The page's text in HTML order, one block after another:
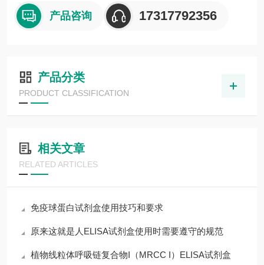
产品咨询 17317792356
产品分类
PRODUCT CLASSIFICATION
相关文章
RELATED ARTICLES
免疫球蛋白试剂盒使用技巧和要求
原来这就是人ELISA试剂盒使用时需要遵守的规范
植物线粒体呼吸链复合物I（MRCC I）ELISA试剂盒